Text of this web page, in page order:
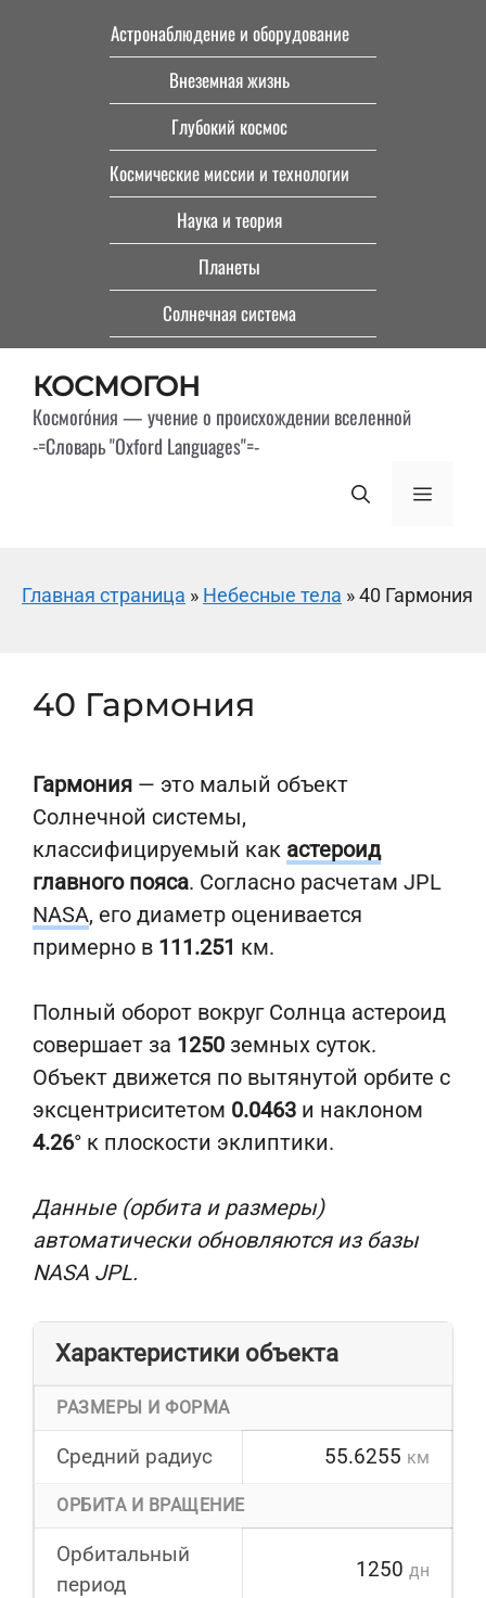
Астронаблюдение и оборудование
Внеземная жизнь
Глубокий космос
Космические миссии и технологии
Наука и теория
Планеты
Солнечная система
КОСМОГОН
Космого́ния — учение о происхождении вселенной
-=Словарь "Oxford Languages"=-
Меню
Главная страница » Небесные тела »40 Гармония
40 Гармония
Гармония — это малый объект
Солнечной системы,
классифицируемый как астероид
главного пояса. Согласно расчетам JPL
NASA, его диаметр оценивается
примерно в 111.251 км.
Полный оборот вокруг Солнца астероид
совершает за 1250 земных суток.
Объект движется по вытянутой орбите с
эксцентриситетом 0.0463 и наклоном
4.26° к плоскости эклиптики.
Данные (орбита и размеры)
автоматически обновляются из базы
NASA JPL.
Характеристики объекта
РАЗМЕРЫ И ФОРМА
Средний радиус 55.6255 км
ОРБИТА И ВРАЩЕНИЕ
Орбитальный
период
1250 дн